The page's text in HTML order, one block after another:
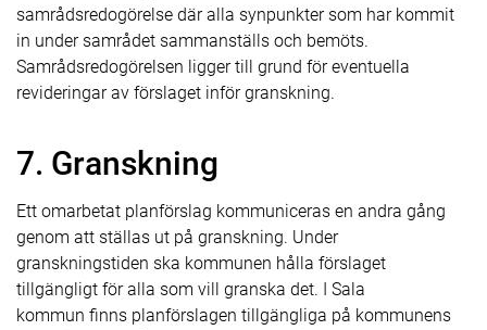
samrådsredogörelse där alla synpunkter som har kommit
in under samrådet sammanställs och bemöts.
Samrådsredogörelsen ligger till grund för eventuella
revideringar av förslaget inför granskning.
7. Granskning
Ett omarbetat planförslag kommuniceras en andra gång
genom att ställas ut på granskning. Under
granskningstiden ska kommunen hålla förslaget
tillgängligt för alla som vill granska det. I Sala
kommun finns planförslagen tillgängliga på kommunens